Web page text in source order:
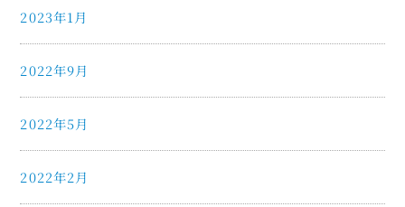
2023年1月
2022年9月
2022年5月
2022年2月